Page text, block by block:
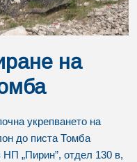
на
укрепването на
до писта Томба
„Пирин”, отдел 130 в,